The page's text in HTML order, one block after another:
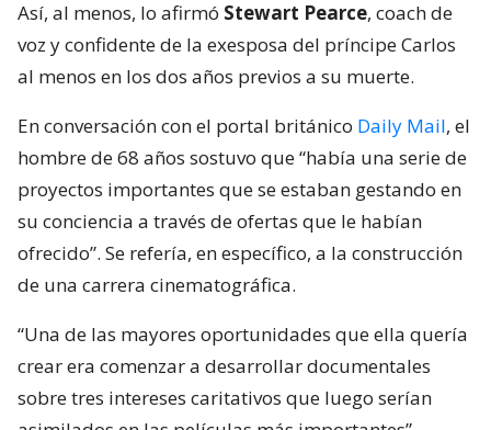
Así, al menos, lo afirmó Stewart Pearce, coach de
voz y confidente de la exesposa del príncipe Carlos
al menos en los dos años previos a su muerte.
En conversación con el portal británico Daily Mail, el
hombre de 68 años sostuvo que “había una serie de
proyectos importantes que se estaban gestando en
su conciencia a través de ofertas que le habían
ofrecido”. Se refería, en específico, a la construcción
de una carrera cinematográfica.
“Una de las mayores oportunidades que ella quería
crear era comenzar a desarrollar documentales
sobre tres intereses caritativos que luego serían